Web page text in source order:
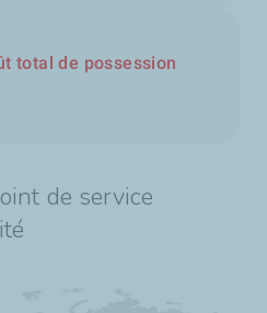
total de possession
de service